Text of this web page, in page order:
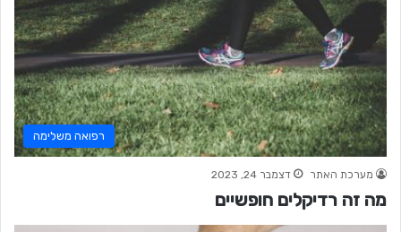
רפואה משלימה
מערכת האתר דצמבר 24, 2023
מה זה רדיקלים חופשיים